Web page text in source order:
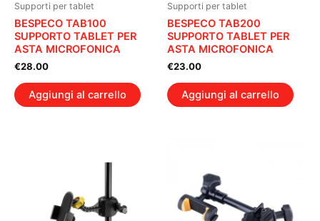
Supporti per tablet
BESPECO TAB100
SUPPORTO TABLET PER
ASTA MICROFONICA
€28.00
Aggiungi al carrello
Supporti per tablet
BESPECO TAB200
SUPPORTO TABLET PER
ASTA MICROFONICA
€23.00
Aggiungi al carrello